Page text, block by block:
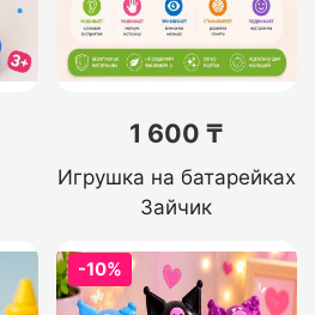
1 600 ₸
Игрушка на батарейках
Зайчик
-10%